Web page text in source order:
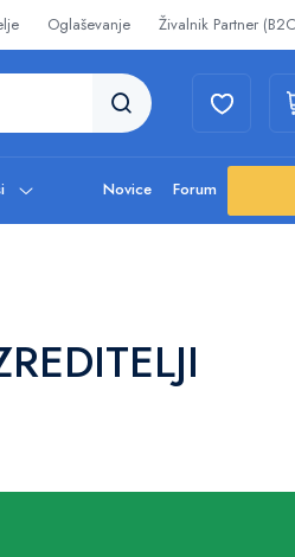
Oglaševanje Živalnik Partner
Novice Forum